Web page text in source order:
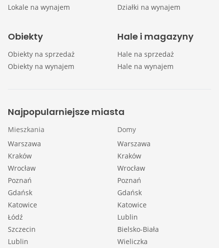
Lokale na wynajem
Działki na wynajem
Obiekty
Obiekty na sprzedaż
Obiekty na wynajem
Hale i magazyny
Hale na sprzedaż
Hale na wynajem
Najpopularniejsze miasta
Mieszkania
Warszawa
Kraków
Wrocław
Poznań
Gdańsk
Katowice
Łódź
Szczecin
Lublin
Domy
Warszawa
Kraków
Wrocław
Poznań
Gdańsk
Katowice
Lublin
Bielsko-Biała
Wieliczka